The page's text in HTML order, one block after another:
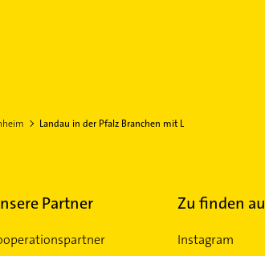
Landau in der Pfalz Branchen mit L
Partner Zu finden
Instagram